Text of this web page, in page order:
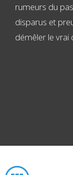
rumeurs du
disparus et
démêler le vrai